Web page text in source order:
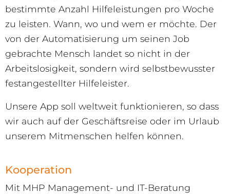
bestimmte Anzahl Hilfeleistungen pro Woche
zu leisten. Wann, wo und wem er möchte. Der
von der Automatisierung um seinen Job
gebrachte Mensch landet so nicht in der
Arbeitslosigkeit, sondern wird selbstbewusster
festangestellter Hilfeleister.
Unsere App soll weltweit funktionieren, so dass
wir auch auf der Geschäftsreise oder im Urlaub
unserem Mitmenschen helfen können.
Kooperation
Mit MHP Management- und IT-Beratung